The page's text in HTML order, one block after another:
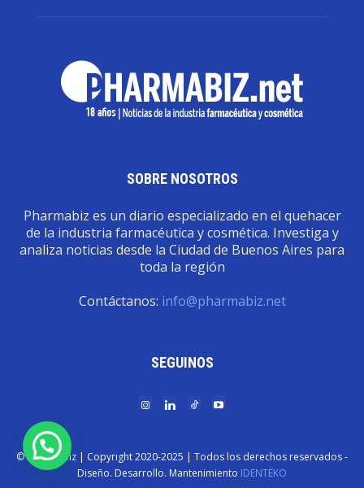
SOBRE NOSOTROS
Pharmabiz es un diario especializado en el quehacer
de la industria farmacéutica y cosmética. Investiga y
analiza noticias desde la Ciudad de Buenos Aires para
toda la región
Contáctanos: info@pharmabiz.net
SEGUINOS
© Pharmabiz | Copyrıght 2020-2025 | Todos los derechos reservados -
Diseño. Desarrollo. Mantenimiento IDENTËKO